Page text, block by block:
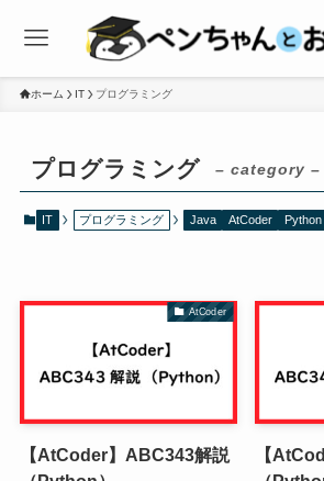
ホーム IT プログラミング
プログラミング – category –
IT プログラミング Java AtCoder Python
AtCoder
【AtCoder】ABC343解説
【